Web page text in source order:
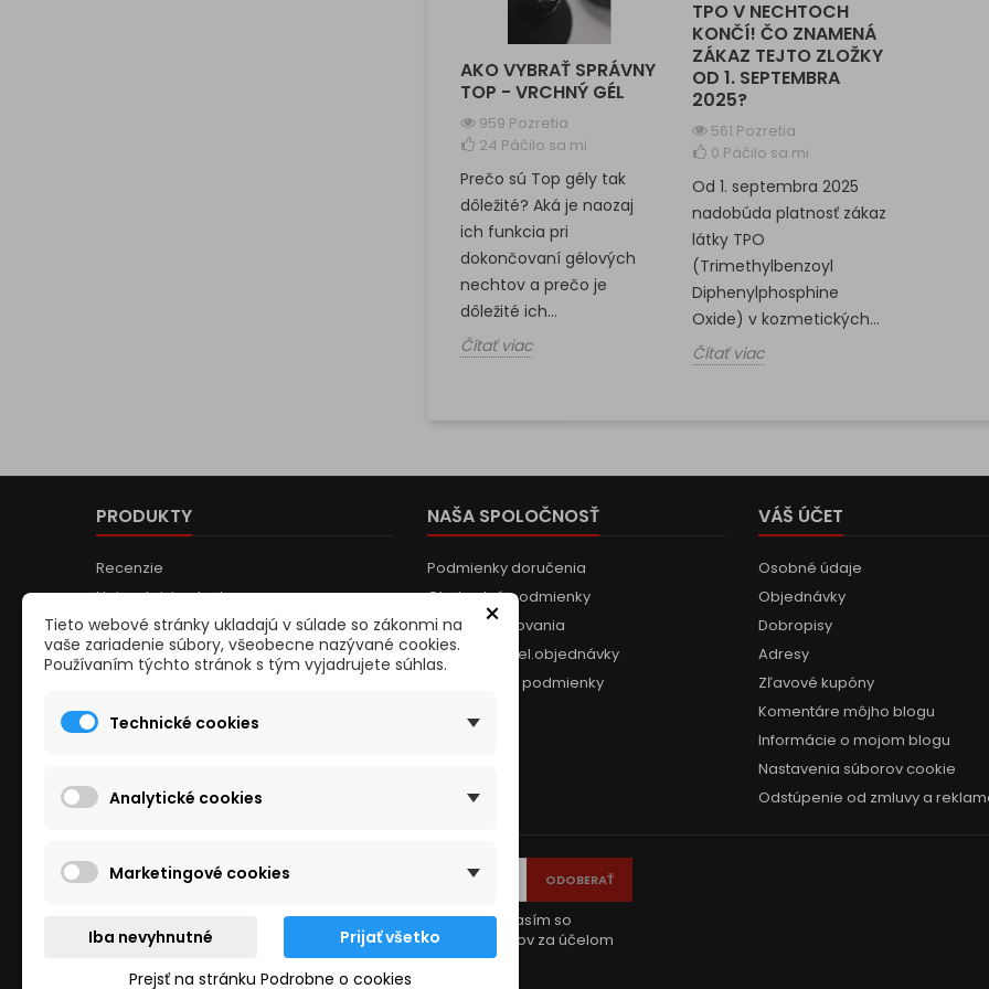
AKO VYBRAŤ SPRÁVNY
TOP - VRCHNÝ GÉL
959 Pozretia
24 Páčilo sa mi
Prečo sú Top gély tak
dôležité? Aká je naozaj
ich funkcia pri
dokončovaní gélových
nechtov a prečo je
dôležité ich...
Čítať viac
TPO V NECHTOCH
KONČÍ! ČO ZNAMENÁ
ZÁKAZ TEJTO ZLOŽKY
OD 1. SEPTEMBRA
2025?
561 Pozretia
0 Páčilo sa mi
Od 1. septembra 2025
nadobúda platnosť zákaz
látky TPO
(Trimethylbenzoyl
Diphenylphosphine
Oxide) v kozmetických...
Čítať viac
PRODUKTY
Recenzie
Najcastejsie otazky
Akcia, výpredaj
Nové produkty
NAŠA SPOLOČNOSŤ
Podmienky doručenia
Obchodné podmienky
Popis nakupovania
Kontakt pre tel.objednávky
Reklamačné podmienky
VÁŠ ÚČET
Osobné údaje
Objednávky
Dobropisy
Adresy
Zľavové kupóny
Komentáre môjho blogu
Informácie o mojom blogu
Nastavenia súborov cookie
Odstúpenie od zmluvy a
ODBER NOVINIEK
„Odoslaním tohto formulára súhlasím so
spracovaním mojich osobných údajov za účelom
vybavenia mojej žiadosti/dotazu.“
×
Tieto webové stránky ukladajú v súlade so zákonmi na
vaše zariadenie súbory, všeobecne nazývané cookies.
Používaním týchto stránok s tým vyjadrujete súhlas.
Technické cookies
Analytické cookies
Marketingové cookies
Iba nevyhnutné
Prijať všetko
Prejsť na stránku Podrobne o cookies